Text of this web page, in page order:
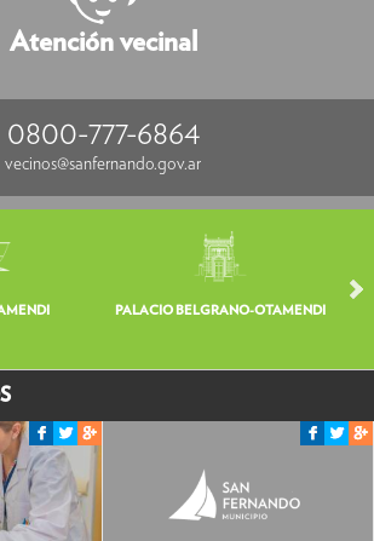
Atención vecinal
0800-777-6864
vecinos@sanfernando.gov.ar
PALACIO BELGRANO-OTAMENDI